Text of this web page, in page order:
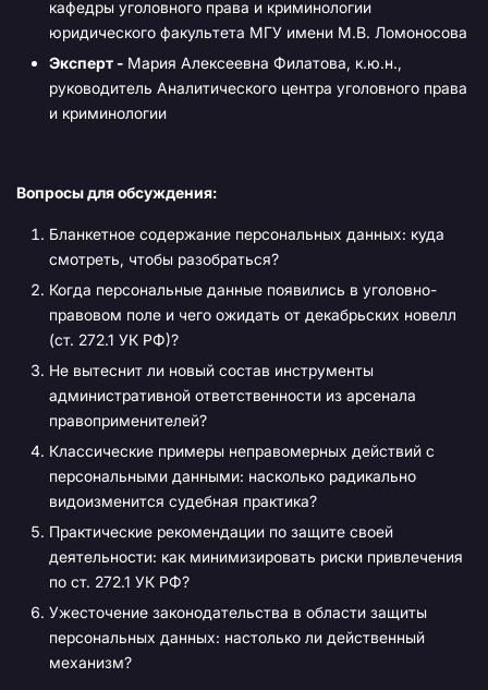
кафедры уголовного права и криминологии
юридического факультета МГУ имени М.В. Ломоносова
Эксперт - Мария Алексеевна Филатова, к.ю.н.,
руководитель Аналитического центра уголовного права
и криминологии
Вопросы для обсуждения:
Бланкетное содержание персональных данных: куда
смотреть, чтобы разобраться?
Когда персональные данные появились в уголовно-
правовом поле и чего ожидать от декабрьских новелл
(ст. 272.1 УК РФ)?
Не вытеснит ли новый состав инструменты
административной ответственности из арсенала
правоприменителей?
Классические примеры неправомерных действий с
персональными данными: насколько радикально
видоизменится судебная практика?
Практические рекомендации по защите своей
деятельности: как минимизировать риски привлечения
по ст. 272.1 УК РФ?
Ужесточение законодательства в области защиты
персональных данных: настолько ли действенный
механизм?